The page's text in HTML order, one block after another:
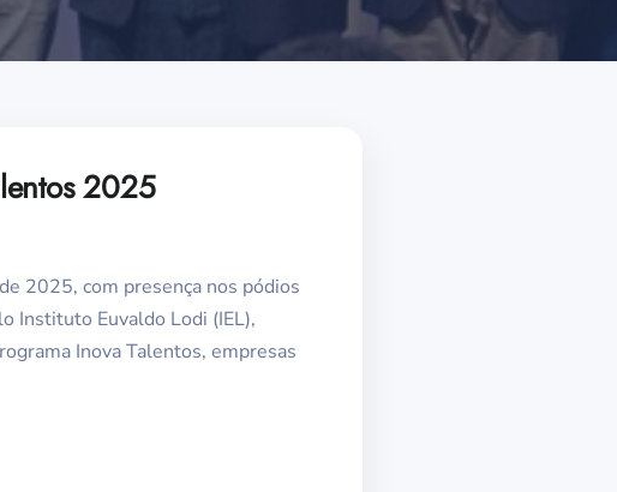
2025
2025, com presença nos pódios
Instituto Euvaldo Lodi (IEL),
Inova Talentos, empresas